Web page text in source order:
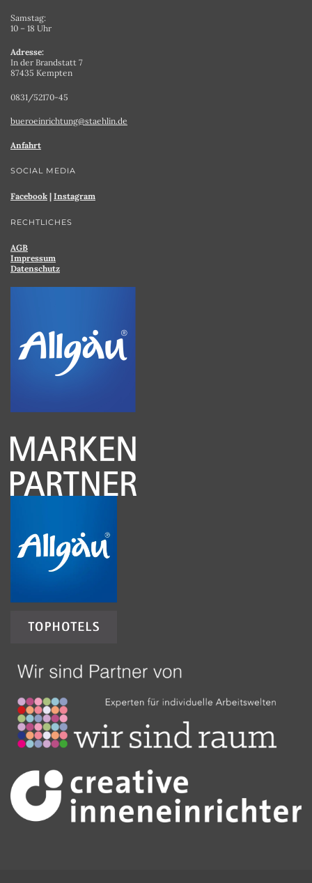
Samstag:
10 – 18 Uhr
Adresse:
In der Brandstatt 7
87435 Kempten
0831/52170-45
bueroeinrichtung@staehlin.de
Anfahrt
SOCIAL MEDIA
Facebook | Instagram
RECHTLICHES
AGB
Impressum
Datenschutz